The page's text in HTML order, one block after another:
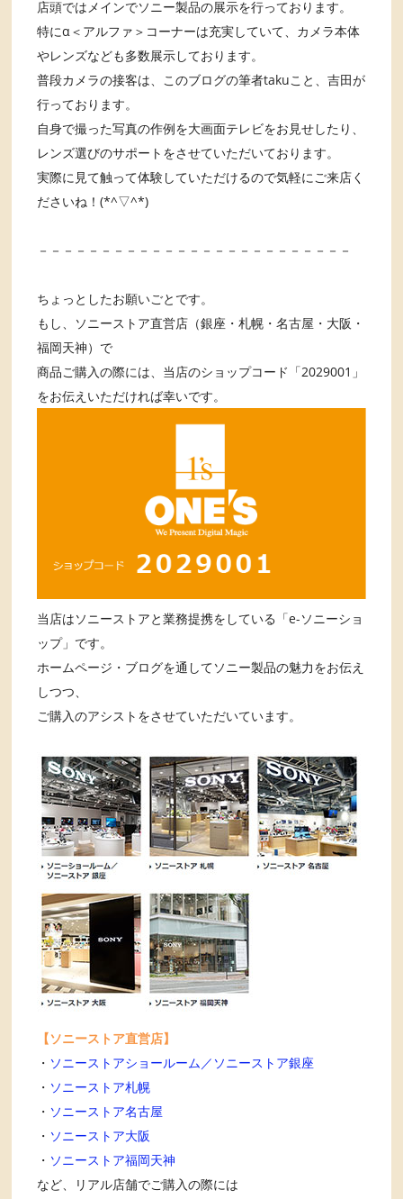
店頭ではメインでソニー製品の展示を行っております。
特にα＜アルファ＞コーナーは充実していて、カメラ本体
やレンズなども多数展示しております。
普段カメラの接客は、このブログの筆者takuこと、吉田が
行っております。
自身で撮った写真の作例を大画面テレビをお見せしたり、
レンズ選びのサポートをさせていただいております。
実際に見て触って体験していただけるので気軽にご来店く
ださいね！(*^▽^*)
－－－－－－－－－－－－－－－－－－－－－－－－－
ちょっとしたお願いごとです。
もし、ソニーストア直営店（銀座・札幌・名古屋・大阪・
福岡天神）で
商品ご購入の際には、当店のショップコード「2029001」
をお伝えいただければ幸いです。
当店はソニーストアと業務提携をしている「e-ソニーショ
ップ」です。
ホームページ・ブログを通してソニー製品の魅力をお伝え
しつつ、
ご購入のアシストをさせていただいています。
【ソニーストア直営店】
・ ソニーストアショールーム／ソニーストア銀座
・ ソニーストア札幌
・ ソニーストア名古屋
・ ソニーストア大阪
・ ソニーストア福岡天神
など、リアル店舗でご購入の際には